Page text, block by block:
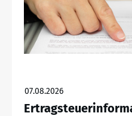
07.08.2026